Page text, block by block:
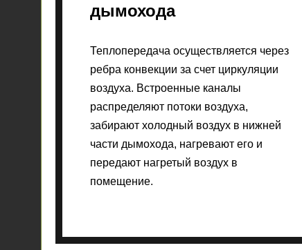
дымохода
Теплопередача осуществляется через
ребра конвекции за счет циркуляции
воздуха. Встроенные каналы
распределяют потоки воздуха,
забирают холодный воздух в нижней
части дымохода, нагревают его и
передают нагретый воздух в
помещение.